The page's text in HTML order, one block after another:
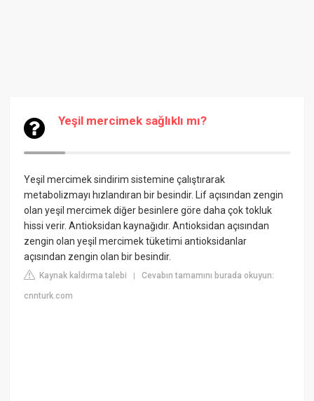
Yeşil mercimek sağlıklı mı?
Yeşil mercimek sindirim sistemine çalıştırarak
metabolizmayı hızlandıran bir besindir. Lif açısından zengin
olan yeşil mercimek diğer besinlere göre daha çok tokluk
hissi verir. Antioksidan kaynağıdır. Antioksidan açısından
zengin olan yeşil mercimek tüketimi antioksidanlar
açısından zengin olan bir besindir.
Kaynak kaldırma talebi |Cevabın tamamını burada okuyun:
cnnturk.com